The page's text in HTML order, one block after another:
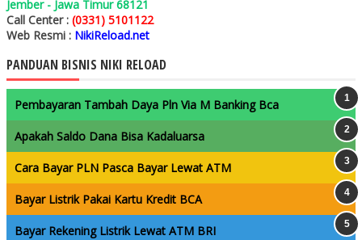
Jember - Jawa Timur 68121
Call Center : (0331) 5101122
Web Resmi : NikiReload.net
PANDUAN BISNIS NIKI RELOAD
Pembayaran Tambah Daya Pln Via M Banking Bca
Apakah Saldo Dana Bisa Kadaluarsa
Cara Bayar PLN Pasca Bayar Lewat ATM
Bayar Listrik Pakai Kartu Kredit BCA
Bayar Rekening Listrik Lewat ATM BRI